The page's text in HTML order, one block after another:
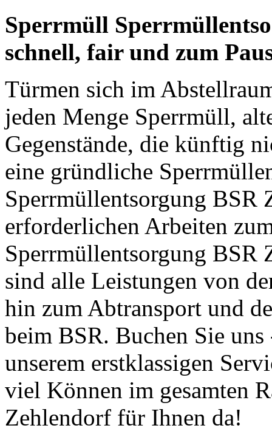
Sperrmüll
schnell, fair und zum
Türmen sich im
jeden Menge Sperrmüll,
Gegenstände, die künftig
eine gründliche
Sperrmüllentsorgung BSR
erforderlichen Arbeiten
Sperrmüllentsorgung BSR
sind alle Leistungen von
hin zum Abtransport und
beim BSR. Buchen Sie
unserem erstklassigen
viel Können im gesamten
Zehlendorf für Ihnen da!